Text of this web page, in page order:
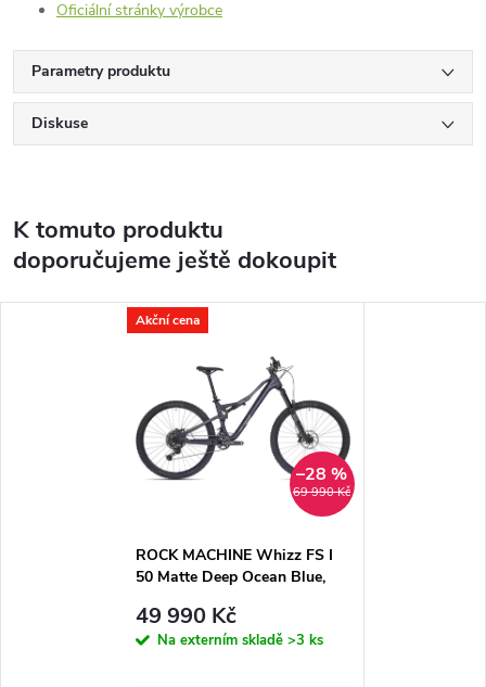
Oficiální stránky výrobce
Parametry produktu
Diskuse
K tomuto produktu
doporučujeme ještě dokoupit
Akční cena
69 990 Kč
–28 %
ROCK MACHINE Whizz FS I
50 Matte Deep Ocean Blue,
49 990 Kč
Na externím skladě >3 ks